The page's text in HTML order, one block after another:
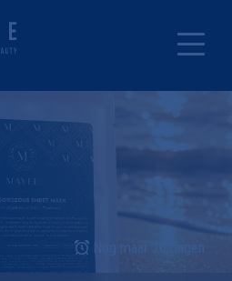
Nog maar 26 dagen